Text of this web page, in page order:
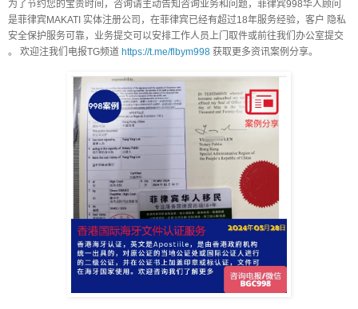
为了节约您的宝贵时间，咨询请主动告知咨询业务和问题，菲律宾998华人顾问
是菲律宾MAKATI 实体注册公司，在菲律宾已经有超过18年服务经验，客户 隐私
安全保护服务可靠，业务提交可以安排工作人员上门取件或前往我们办公室提交
。 欢迎注我们电报TG频道 https://t.me/flbym998 获取更多资讯案例分享。